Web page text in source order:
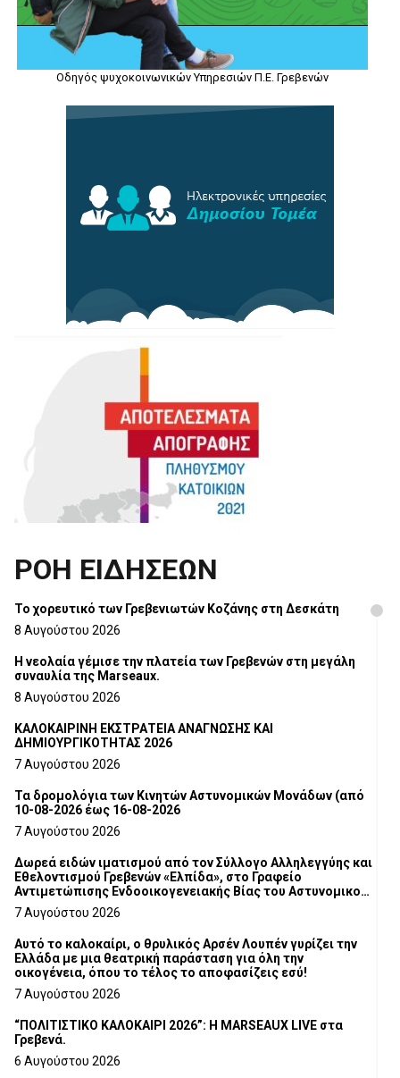
Οδηγός ψυχοκοινωνικών Υπηρεσιών Π.Ε. Γρεβενών
ΡΟΗ ΕΙΔΗΣΕΩΝ
Το χορευτικό των Γρεβενιωτών Κοζάνης στη Δεσκάτη
8 Αυγούστου 2026
Η νεολαία γέμισε την πλατεία των Γρεβενών στη μεγάλη
συναυλία της Marseaux.
8 Αυγούστου 2026
ΚΑΛΟΚΑΙΡΙΝΗ ΕΚΣΤΡΑΤΕΙΑ ΑΝΑΓΝΩΣΗΣ ΚΑΙ
ΔΗΜΙΟΥΡΓΙΚΟΤΗΤΑΣ 2026
7 Αυγούστου 2026
Τα δρομολόγια των Κινητών Αστυνομικών Μονάδων (από
10-08-2026 έως 16-08-2026
7 Αυγούστου 2026
Δωρεά ειδών ιματισμού από τον Σύλλογο Αλληλεγγύης και
Εθελοντισμού Γρεβενών «Ελπίδα», στο Γραφείο
Αντιμετώπισης Ενδοοικογενειακής Βίας του Αστυνομικού
Τμήματος Γρεβενών
7 Αυγούστου 2026
Αυτό το καλοκαίρι, ο θρυλικός Αρσέν Λουπέν γυρίζει την
Ελλάδα με μια θεατρική παράσταση για όλη την
οικογένεια, όπου το τέλος το αποφασίζεις εσύ!
7 Αυγούστου 2026
“ΠΟΛΙΤΙΣΤΙΚΟ ΚΑΛΟΚΑΙΡΙ 2026”: Η MARSEAUX LIVE στα
Γρεβενά.
6 Αυγούστου 2026